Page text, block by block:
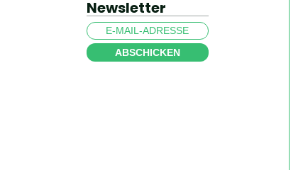
Newsletter
ABSCHICKEN